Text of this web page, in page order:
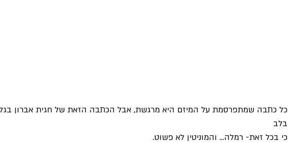
כל כתבה שמתפרסמת על המיזם היא מרגשת, אבל הכתבה הזאת של חגית אברון
בלב
כי בכל זאת- רמלה... והמוניטין לא פשוט.